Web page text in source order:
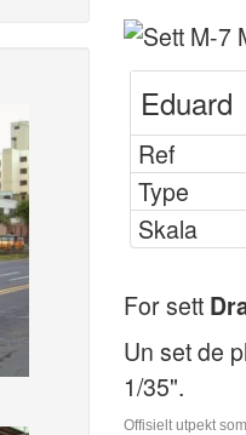
Eduard
Ref
Type
Skala
For sett
Un set de
1/35".
Offisielt utpekt